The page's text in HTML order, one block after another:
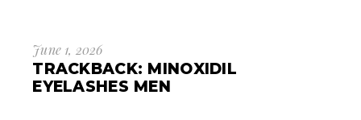
June 1, 2026
TRACKBACK: MINOXIDIL
EYELASHES MEN